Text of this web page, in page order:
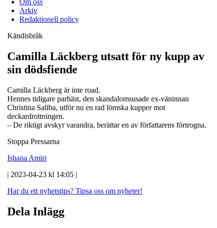
Om oss
Arkiv
Redaktionell policy
Kändisbråk
Camilla Läckberg utsatt för ny kupp av
sin dödsfiende
Camilla Läckberg är inte road.
Hennes tidigare parhäst, den skandalomsusade ex-väninnan
Christina Saliba, utför nu en rad lömska kupper mot
deckardrottningen.
– De riktigt avskyr varandra, berättar en av författarens förtrogna.
Stoppa Pressarna
Ishana Amiri
| 2023-04-23 kl 14:05 |
Har du ett nyhetstips? Tipsa oss om nyheter!
Dela Inlägg